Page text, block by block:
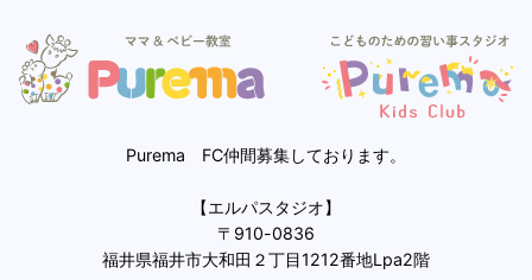
Purema FC仲間募集しております。
【エルパスタジオ】
〒910-0836
福井県福井市大和田２丁目1212番地Lpa2階